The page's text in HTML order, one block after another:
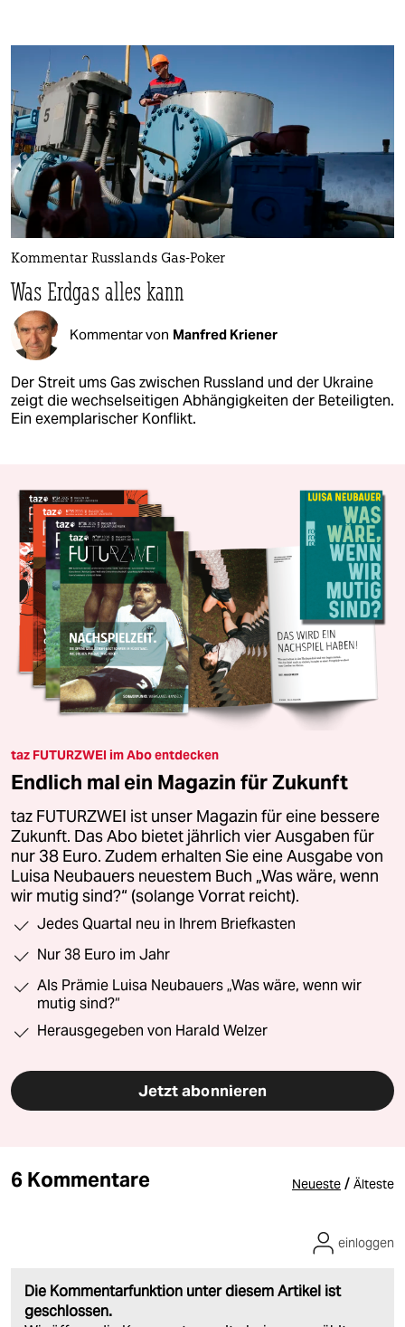
Kommentar Russlands Gas-Poker
Was Erdgas alles kann
Kommentar von Manfred Kriener
Der Streit ums Gas zwischen Russland und der Ukraine
zeigt die wechselseitigen Abhängigkeiten der Beteiligten.
Ein exemplarischer Konflikt.
taz FUTURZWEI im Abo entdecken
Endlich mal ein Magazin für Zukunft
taz FUTURZWEI ist unser Magazin für eine bessere
Zukunft. Das Abo bietet jährlich vier Ausgaben für
nur 38 Euro. Zudem erhalten Sie eine Ausgabe von
Luisa Neubauers neuestem Buch „Was wäre, wenn
wir mutig sind?“ (solange Vorrat reicht).
Jedes Quartal neu in Ihrem Briefkasten
Nur 38 Euro im Jahr
Als Prämie Luisa Neubauers „Was wäre, wenn wir
mutig sind?“
Herausgegeben von Harald Welzer
Jetzt abonnieren
6 Kommentare Neueste / Älteste
Die Kommentarfunktion unter diesem Artikel ist
geschlossen.
einloggen